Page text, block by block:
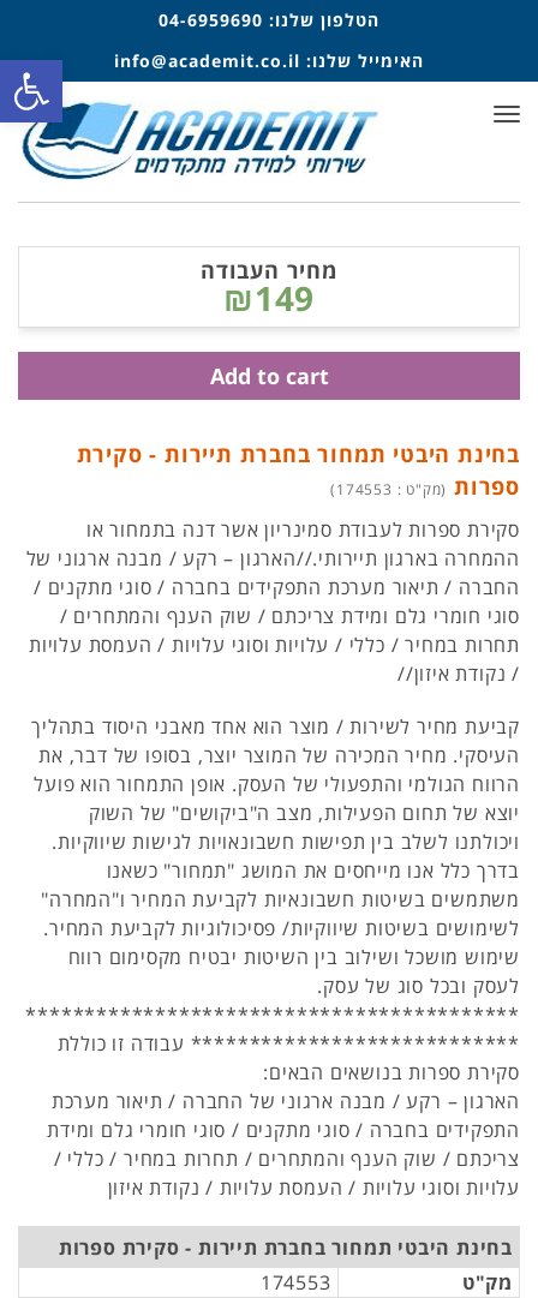
הטלפון שלנו: 04-6959690
האימייל שלנו: info@academit.co.il
תפריט
בחינת היבטי תמחור בחברת תיירות - סקירת
ספרות (מק"ט : 174553)
סקירת ספרות לעבודת סמינריון אשר דנה בתמחור או
ההמחרה בארגון תיירותי.//הארגון – רקע / מבנה ארגוני של
החברה / תיאור מערכת התפקידים בחברה / סוגי מתקנים /
סוגי חומרי גלם ומידת צריכתם / שוק הענף והמתחרים /
תחרות במחיר / כללי / עלויות וסוגי עלויות / העמסת עלויות
/ נקודת איזון//
קביעת מחיר לשירות / מוצר הוא אחד מאבני היסוד בתהליך
העיסקי. מחיר המכירה של המוצר יוצר, בסופו של דבר, את
הרווח הגולמי והתפעולי של העסק. אופן התמחור הוא פועל
יוצא של תחום הפעילות, מצב ה"ביקושים" של השוק
ויכולתנו לשלב בין תפישות חשבונאויות לגישות שיווקיות.
בדרך כלל אנו מייחסים את המושג "תמחור" כשאנו
משתמשים בשיטות חשבונאיות לקביעת המחיר ו"המחרה"
לשימושים בשיטות שיווקיות/ פסיכולוגיות לקביעת המחיר.
שימוש מושכל ושילוב בין השיטות יבטיח מקסימום רווח
לעסק ובכל סוג של עסק.
******************************************
**************************** עבודה זו כוללת
סקירת ספרות בנושאים הבאים:
הארגון – רקע / מבנה ארגוני של החברה / תיאור מערכת
התפקידים בחברה / סוגי מתקנים / סוגי חומרי גלם ומידת
צריכתם / שוק הענף והמתחרים / תחרות במחיר / כללי /
עלויות וסוגי עלויות / העמסת עלויות / נקודת איזון
בחינת היבטי תמחור בחברת תיירות - סקירת ספרות
מק"ט
174553
מחיר העבודה
₪149
Add to cart
פתח